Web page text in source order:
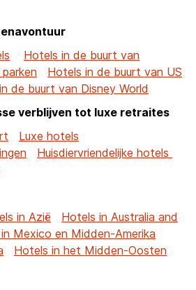
Hotels in de buurt van
Hotels in de buurt van US
de buurt van Disney World
verblijven tot luxe retraites
Luxe hotels
Huisdiervriendelijke hotels
in Azië
Hotels in Australia and
Mexico en Midden-Amerika
Hotels in het Midden-Oosten